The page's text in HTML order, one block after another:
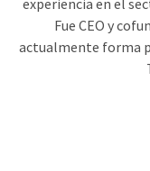
experiencia en el
Fue CEO y
actualmente forma